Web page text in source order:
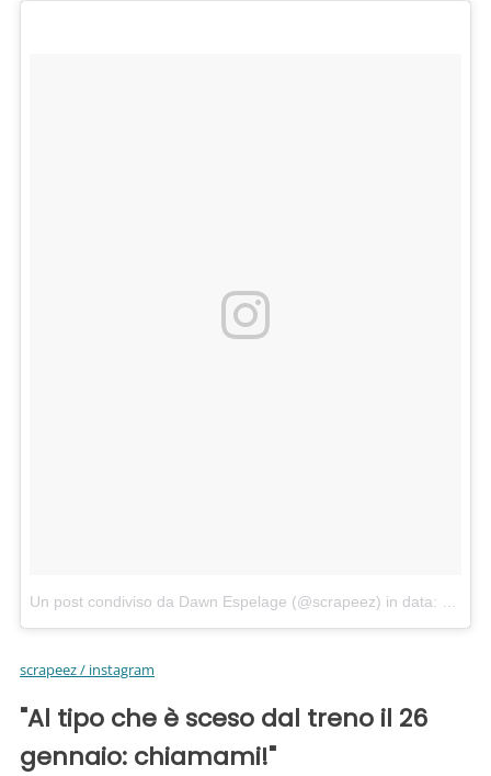
Un post condiviso da Dawn Espelage (@scrapeez) in data:
scrapeez / instagram
"Al tipo che è sceso dal treno il 26
gennaio: chiamami!"